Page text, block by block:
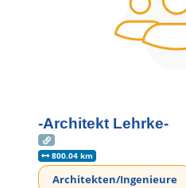
-Architekt Lehrke-
800.04 km
Architekten/Ingenieure